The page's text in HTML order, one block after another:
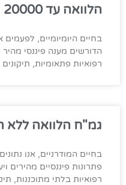
הלוואה עד 20000
בחיים היומיומיים,
הדורשים מענה פיננסי
רפואיות פתאומיות,
גמ"ח הלוואה ללא
בחיים המודרניים, אנו
פתרונות פיננסיים מהירים
רפואיות בלתי מתוכננות,